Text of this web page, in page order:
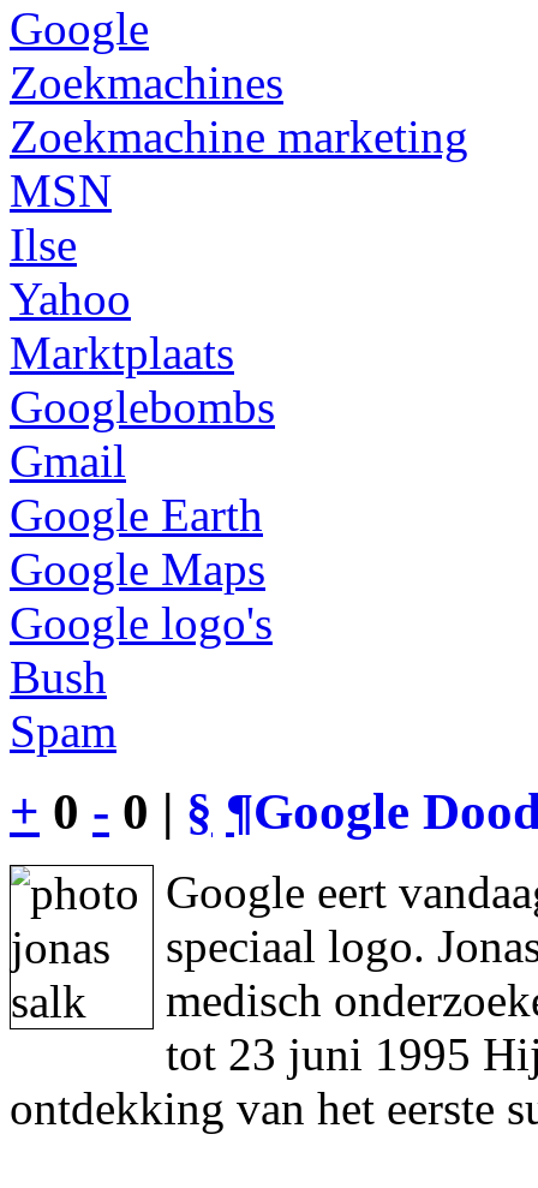
Google
Zoekmachines
Zoekmachine marketing
MSN
Ilse
Yahoo
Marktplaats
Googlebombs
Gmail
Google Earth
Google Maps
Google logo's
Bush
Spam
+ 0 - 0 | § ¶Google
Google eert
speciaal logo.
medisch
tot 23 juni 1995
ontdekking van het eerste